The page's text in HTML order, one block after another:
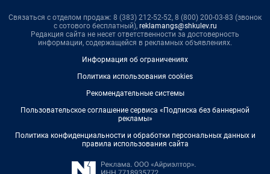
Связаться с отделом продаж: 8 (383) 212-52-52, 8 (800) 200-03-83 (звонок
с сотового бесплатный), reklamangs@shkulev.ru
Редакция сайта не несет ответственности за достоверность
информации, содержащейся в рекламных объявлениях.
Информация об ограничениях
Политика использования cookies
Рекомендательные системы
Пользовательское соглашение сервиса «Подписка без баннерной
рекламы»
Политика конфиденциальности и обработки персональных данных и
правила использования сайта